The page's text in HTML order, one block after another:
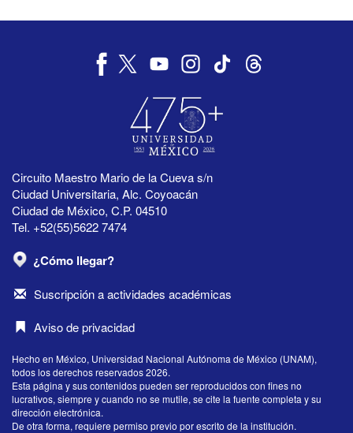
Circuito Maestro Mario de la Cueva s/n
Ciudad Universitaria, Alc. Coyoacán
Ciudad de México, C.P. 04510
Tel. +52(55)5622 7474
¿Cómo llegar?
Suscripción a actividades académicas
Aviso de privacidad
Hecho en México, Universidad Nacional Autónoma de México (UNAM),
todos los derechos reservados 2026.
Esta página y sus contenidos pueden ser reproducidos con fines no
lucrativos, siempre y cuando no se mutile, se cite la fuente completa y su
dirección electrónica.
De otra forma, requiere permiso previo por escrito de la institución.